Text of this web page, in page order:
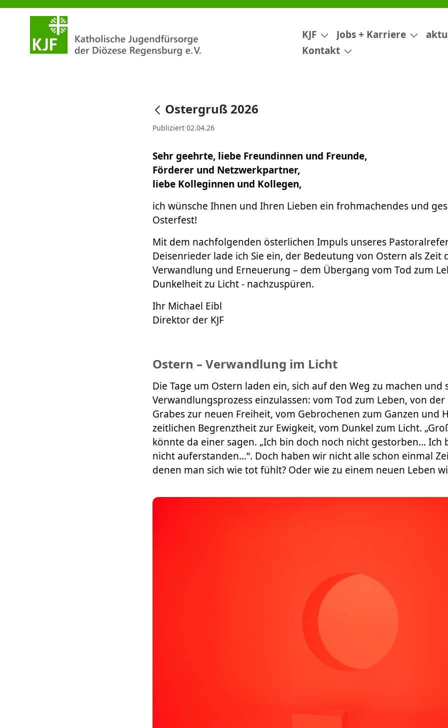
Ostergruß 2026
KJF Jobs + Karriere
Kontakt
null
Ostergruß 2026
Publiziert 02.04.26
Sehr geehrte, liebe Freundinnen und Freunde,
Förderer und Netzwerkpartner,
liebe Kolleginnen und Kollegen,
ich wünsche Ihnen und Ihren Lieben ein frohmachendes und
Osterfest!
Mit dem nachfolgenden österlichen Impuls unseres
Deisenrieder lade ich Sie ein, der Bedeutung von Ostern als Zeit
Verwandlung und Erneuerung – dem Übergang vom Tod zum
Dunkelheit zu Licht - nachzuspüren.
Ihr Michael Eibl
Direktor der KJF
Ostern – Verwandlung im Licht
Die Tage um Ostern laden ein, sich auf den Weg zu machen und
Verwandlungsprozess einzulassen: vom Tod zum Leben, von der
Grabes zur neuen Freiheit, vom Gebrochenen zum Ganzen und
zeitlichen Begrenztheit zur Ewigkeit, vom Dunkel zum Licht.
könnte da einer sagen. „Ich bin doch noch nicht gestorben… Ich
nicht auferstanden…“. Doch haben wir nicht alle schon einmal
denen man sich wie tot fühlt? Oder wie zu einem neuen Leben